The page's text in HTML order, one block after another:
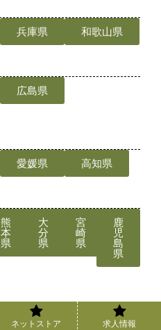
兵庫県 和歌山県
広島県
愛媛県 高知県
熊
本
県
大
分
県
宮
崎
県
鹿
児
島
県
ネットストア 求人情報